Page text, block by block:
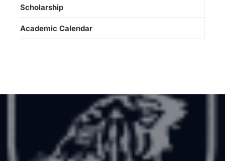
Scholarship
Academic Calendar